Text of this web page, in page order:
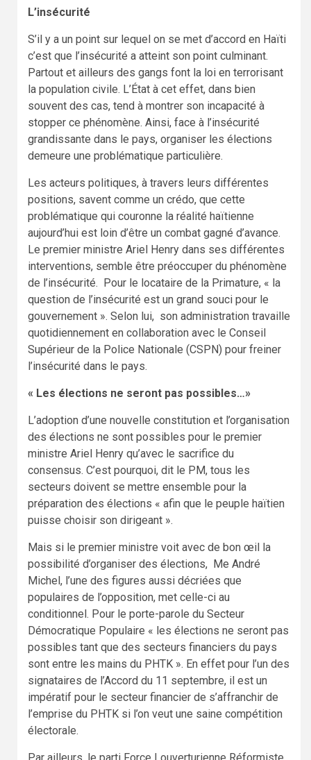
L’insécurité
S’il y a un point sur lequel on se met d’accord en Haïti
c’est que l’insécurité a atteint son point culminant.
Partout et ailleurs des gangs font la loi en terrorisant
la population civile. L’État à cet effet, dans bien
souvent des cas, tend à montrer son incapacité à
stopper ce phénomène. Ainsi, face à l’insécurité
grandissante dans le pays, organiser les élections
demeure une problématique particulière.
Les acteurs politiques, à travers leurs différentes
positions, savent comme un crédo, que cette
problématique qui couronne la réalité haïtienne
aujourd’hui est loin d’être un combat gagné d’avance.
Le premier ministre Ariel Henry dans ses différentes
interventions, semble être préoccuper du phénomène
de l’insécurité. Pour le locataire de la Primature, « la
question de l’insécurité est un grand souci pour le
gouvernement ». Selon lui, son administration travaille
quotidiennement en collaboration avec le Conseil
Supérieur de la Police Nationale (CSPN) pour freiner
l’insécurité dans le pays.
« Les élections ne seront pas possibles…»
L’adoption d’une nouvelle constitution et l’organisation
des élections ne sont possibles pour le premier
ministre Ariel Henry qu’avec le sacrifice du
consensus. C’est pourquoi, dit le PM, tous les
secteurs doivent se mettre ensemble pour la
préparation des élections « afin que le peuple haïtien
puisse choisir son dirigeant ».
Mais si le premier ministre voit avec de bon œil la
possibilité d’organiser des élections, Me André
Michel, l’une des figures aussi décriées que
populaires de l’opposition, met celle-ci au
conditionnel. Pour le porte-parole du Secteur
Démocratique Populaire « les élections ne seront pas
possibles tant que des secteurs financiers du pays
sont entre les mains du PHTK ». En effet pour l’un des
signataires de l’Accord du 11 septembre, il est un
impératif pour le secteur financier de s’affranchir de
l’emprise du PHTK si l’on veut une saine compétition
électorale.